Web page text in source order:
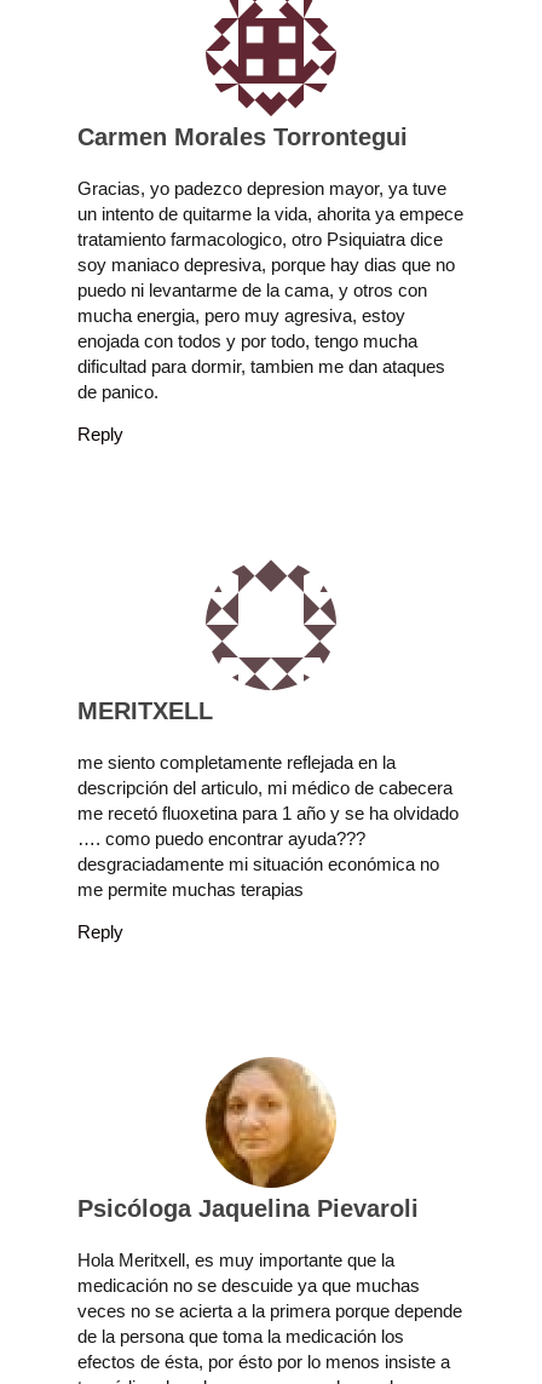
Carmen Morales Torrontegui
Gracias, yo padezco depresion mayor, ya tuve
un intento de quitarme la vida, ahorita ya empece
tratamiento farmacologico, otro Psiquiatra dice
soy maniaco depresiva, porque hay dias que no
puedo ni levantarme de la cama, y otros con
mucha energia, pero muy agresiva, estoy
enojada con todos y por todo, tengo mucha
dificultad para dormir, tambien me dan ataques
de panico.
Reply
MERITXELL
me siento completamente reflejada en la
descripción del articulo, mi médico de cabecera
me recetó fluoxetina para 1 año y se ha olvidado
…. como puedo encontrar ayuda???
desgraciadamente mi situación económica no
me permite muchas terapias
Reply
Psicóloga Jaquelina Pievaroli
Hola Meritxell, es muy importante que la
medicación no se descuide ya que muchas
veces no se acierta a la primera porque depende
de la persona que toma la medicación los
efectos de ésta, por ésto por lo menos insiste a